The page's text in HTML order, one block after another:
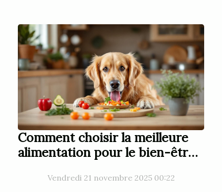
Comment choisir la meilleure
alimentation pour le bien-être
Vendredi 21 novembre 2025 00:22